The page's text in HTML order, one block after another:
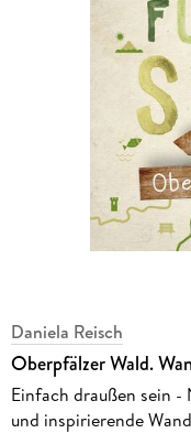
Daniela Reisch
Oberpfälzer Wald.
Einfach draußen sein -
und inspirierende